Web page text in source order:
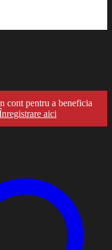
cont pentru a beneficia
aici